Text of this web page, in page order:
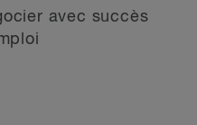
avec succès